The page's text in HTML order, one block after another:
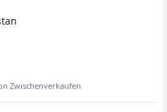
Zwischenverkäufen